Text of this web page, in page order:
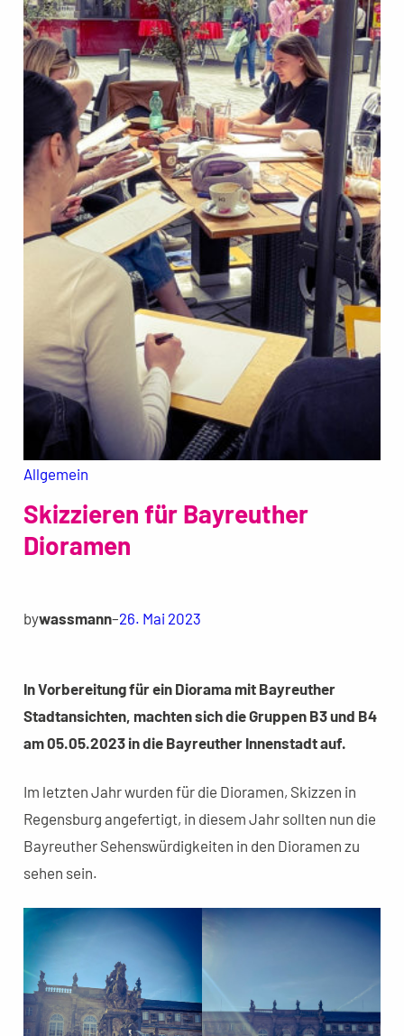
Allgemein
Skizzieren für Bayreuther
Dioramen
bywassmann–26. Mai 2023
In Vorbereitung für ein Diorama mit Bayreuther
Stadtansichten, machten sich die Gruppen B3 und B4
am 05.05.2023 in die Bayreuther Innenstadt auf.
Im letzten Jahr wurden für die Dioramen, Skizzen in
Regensburg angefertigt, in diesem Jahr sollten nun die
Bayreuther Sehenswürdigkeiten in den Dioramen zu
sehen sein.